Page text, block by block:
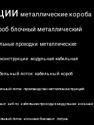
металлические короба
блочный металлический
проходки металлические
модульная кабельная
лоток кабельный короб
лоток производство металлоконструкций
ккб по кабельная проходка модульная косынки
лоток косынки боковые латунь